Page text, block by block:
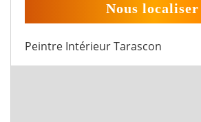
Nous localiser
Peintre Intérieur Tarascon